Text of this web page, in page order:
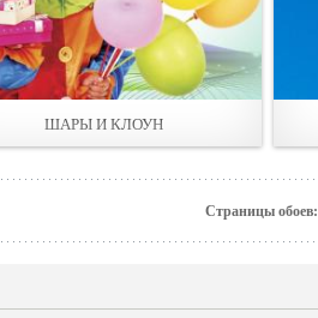
ШАРЫ И КЛОУН
Страницы обоев: